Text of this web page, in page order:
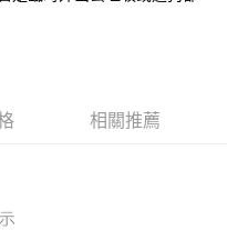
視為交易完成。
相關推薦